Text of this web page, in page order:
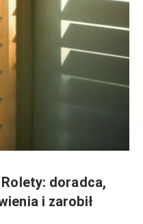
doradca,
i zarobił